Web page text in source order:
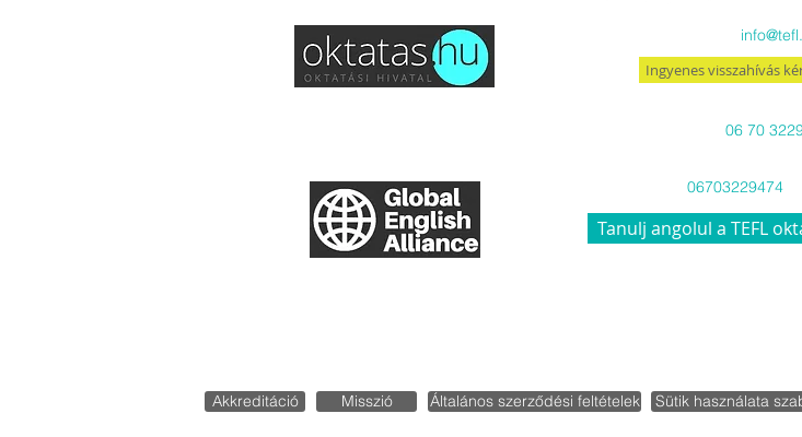
Ingyenes visszahívás
06 70
06703229474
Tanulj angolul a TEFL
Akkreditáció Misszió Általános szerződési feltételek Sütik használata